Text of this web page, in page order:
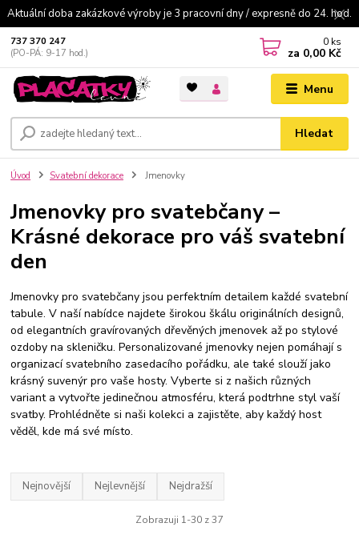
Aktuální doba zakázkové výroby je 3 pracovní dny / expresně do 24. hod.
Menu
Hledat
737 370 247
(PO-PÁ: 9-17 hod.)
0 ks
za 0,00 Kč
Úvod Svatební dekorace Jmenovky
Jmenovky pro svatebčany –
Krásné dekorace pro váš svatební
den
Jmenovky pro svatebčany jsou perfektním detailem každé svatební
tabule. V naší nabídce najdete širokou škálu originálních designů,
od elegantních gravírovaných dřevěných jmenovek až po stylové
ozdoby na skleničku. Personalizované jmenovky nejen pomáhají s
organizací svatebního zasedacího pořádku, ale také slouží jako
krásný suvenýr pro vaše hosty. Vyberte si z našich různých
variant a vytvořte jedinečnou atmosféru, která podtrhne styl vaší
svatby. Prohlédněte si naši kolekci a zajistěte, aby každý host
věděl, kde má své místo.
Nejnovější Nejlevnější Nejdražší
Zobrazuji 1-30 z 37